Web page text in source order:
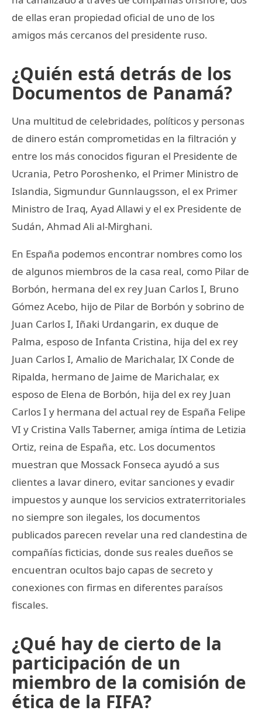
de ellas eran propiedad oficial de uno de los
amigos más cercanos del presidente ruso.
¿Quién está detrás de los
Documentos de Panamá?
Una multitud de celebridades, políticos y personas
de dinero están comprometidas en la filtración y
entre los más conocidos figuran el Presidente de
Ucrania, Petro Poroshenko, el Primer Ministro de
Islandia, Sigmundur Gunnlaugsson, el ex Primer
Ministro de Iraq, Ayad Allawi y el ex Presidente de
Sudán, Ahmad Ali al-Mirghani.
En España podemos encontrar nombres como los
de algunos miembros de la casa real, como Pilar de
Borbón, hermana del ex rey Juan Carlos I, Bruno
Gómez Acebo, hijo de Pilar de Borbón y sobrino de
Juan Carlos I, Iñaki Urdangarin, ex duque de
Palma, esposo de Infanta Cristina, hija del ex rey
Juan Carlos I, Amalio de Marichalar, IX Conde de
Ripalda, hermano de Jaime de Marichalar, ex
esposo de Elena de Borbón, hija del ex rey Juan
Carlos I y hermana del actual rey de España Felipe
VI y Cristina Valls Taberner, amiga íntima de Letizia
Ortiz, reina de España, etc. Los documentos
muestran que Mossack Fonseca ayudó a sus
clientes a lavar dinero, evitar sanciones y evadir
impuestos y aunque los servicios extraterritoriales
no siempre son ilegales, los documentos
publicados parecen revelar una red clandestina de
compañías ficticias, donde sus reales dueños se
encuentran ocultos bajo capas de secreto y
conexiones con firmas en diferentes paraísos
fiscales.
¿Qué hay de cierto de la
participación de un
miembro de la comisión de
ética de la FIFA?